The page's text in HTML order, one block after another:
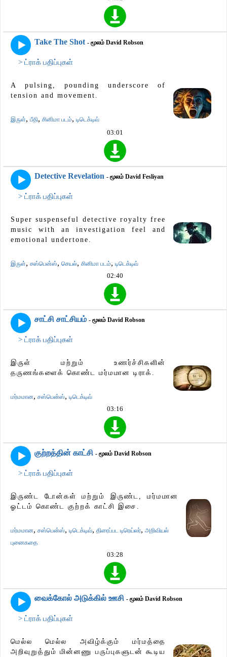
Take The Shot - மூலம் David Robson
> ட்ராக் பதிப்புகள்
A pulsing, pounding underscore of
tension and movement.
இருள், பீதி, சினிமா படம், டிடெக்டிவ்
03:01
Detective Revelation - மூலம் David Fesliyan
> ட்ராக் பதிப்புகள்
Super suspenseful detective royalty free
music with an investigation feel and
emotional undertone.
இருள், சஸ்பென்ஸ், செயல், சினிமா படம், டிடெக்டிவ்
02:40
சாட்சி சாட்சியம் - மூலம் David Robson
> ட்ராக் பதிப்புகள்
இருள் மற்றும் உணர்ச்சிகளின்
தருணங்களைக் கொண்ட மர்மமான டிராக்.
மர்மமான, சஸ்பென்ஸ், டிடெக்டிவ்
03:16
குற்றத்தின் காட்சி - மூலம் David Robson
> ட்ராக் பதிப்புகள்
இருண்ட டோன்கள் மற்றும் இருண்ட, மர்மமான
ஓட்டம் கொண்ட குற்றக் காட்சி இசை.
மர்மமான, சஸ்பென்ஸ், டிடெக்டிவ், திரைப்பட டிரெய்லர், அறிவியல்
புனைகதை
03:28
வைக்கோல் அடுக்கில் ஊசி - மூலம் David Robson
> ட்ராக் பதிப்புகள்
மெல்ல மெல்ல அவிழ்க்கும் மர்மத்தை
அறிவுறுத்தும் மின்னணு பருப்புகளுடன் கூடிய